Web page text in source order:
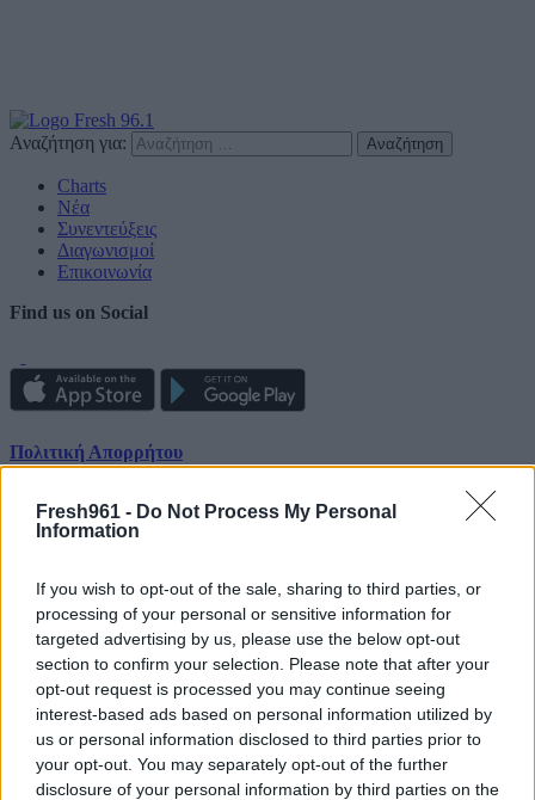
Fresh961 - Do Not Process My Personal
Information
If you wish to opt-out of the sale, sharing to third parties, or
processing of your personal or sensitive information for
targeted advertising by us, please use the below opt-out
section to confirm your selection. Please note that after your
opt-out request is processed you may continue seeing
interest-based ads based on personal information utilized by
us or personal information disclosed to third parties prior to
your opt-out. You may separately opt-out of the further
disclosure of your personal information by third parties on the
Αναζήτηση για:
Charts
Νέα
Συνεντεύξεις
Διαγωνισμοί
Επικοινωνία
Find us on Social
Πολιτική Απορρήτου
Now on air
Fresh After
Κάθε Δευτέρα & Τρίτη & Τετάρτη & Πέμπτη & Παρασκευή &
Σάββατο & Κυριακή
00:00 - 06:00
LISTEN TO THE BEST MUSIC
Home/ Νέα/Snik – Ηλιάνα Παπαγεωργίου : Φήμες για
επανασύνδεση